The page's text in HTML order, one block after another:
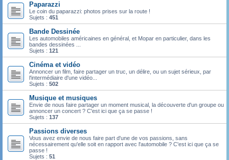
Paparazzi
Le coin du paparazzi: photos prises sur la route !
Sujets : 451
Bande Dessinée
Les automobiles américaines en général, et Mopar en particulier, dans les
bandes dessinées ...
Sujets : 121
Cinéma et vidéo
Annoncer un film, faire partager un truc, un délire, ou un sujet sérieux, par
l'intermédiaire d'une vidéo...
Sujets : 502
Musique et musiques
Envie de nous faire partager un moment musical, la découverte d'un groupe ou
annoncer un concert ? C'est ici que ça se passe !
Sujets : 137
Passions diverses
Vous avez envie de nous faire part d'une de vos passions, sans
nécessairement qu'elle soit en rapport avec l'automobile ? C'est ici que ça se
passe !
Sujets : 51